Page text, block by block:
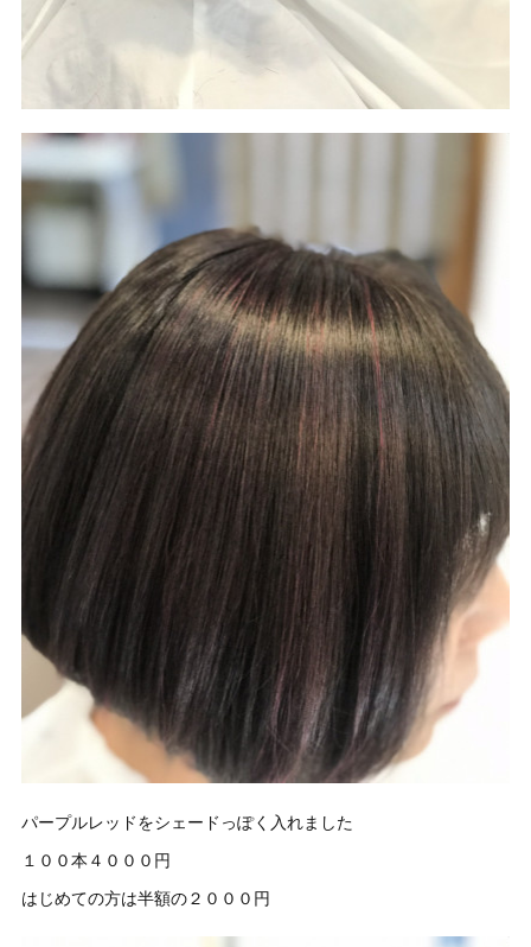
パープルレッドをシェードっぽく入れました
１００本４０００円
はじめての方は半額の２０００円